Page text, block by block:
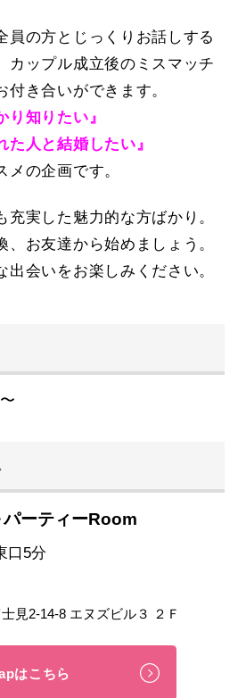
員の方とじっくりお話しする
カップル成立後のミスマッチ
付き合いができます。
り知りたい』
た人と結婚したい』
の企画です。
充実した魅力的な方ばかり。
、お友達から始めましょう。
出会いをお楽しみください。
ーティーRoom
口5分
見2-14-8 エヌズビル３ ２Ｆ
はこちら